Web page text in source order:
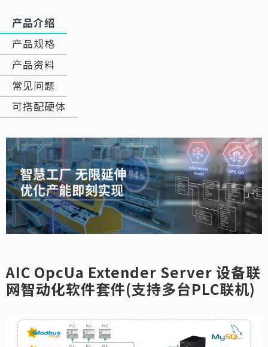
产品介绍
产品规格
产品资料
常见问题
可搭配硬体
AIC OpcUa Extender Server 设备联
网智动化软件套件(支持多台PLC联机)